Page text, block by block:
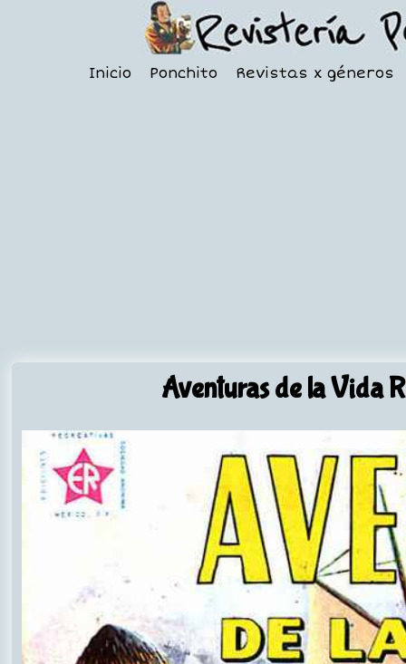
Inicio Ponchito Revistas x géneros
Aventuras de la Vida